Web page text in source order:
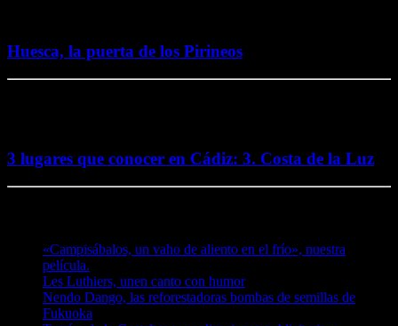
Huesca, la puerta de los Pirineos
3 lugares que conocer en Cádiz: 3. Costa de la Luz
«Campisábalos, un vaho de aliento en el frío», nuestra
película.
Les Luthiers, unen canto con humor
Nendo Dango, las reforestadoras bombas de semillas de
Fukuoka